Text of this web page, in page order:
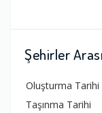
Şehirler
Oluşturma Tarihi
Taşınma Tarihi